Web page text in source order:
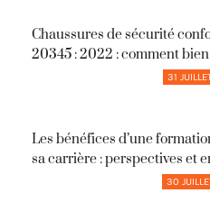
Chaussures de sécurité
20345 : 2022 : comment
31
Les bénéfices d’une
sa carrière : perspectives et
30